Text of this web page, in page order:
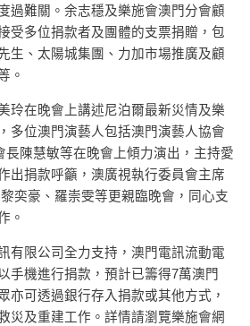
過難關。余志穩及樂施會澳門分會顧
受多位捐款者及團體的支票捐贈，包
生、太陽城集團、力加市場推廣及顧
。
玲在晚會上講述尼泊爾最新災情及樂
多位澳門演藝人包括澳門演藝人協會
長陳慧敏等在晚會上傾力演出，主持愛
出捐款呼籲，澳廣視執行委員會主席
奕豪、羅崇雯等更親臨晚會，同心支
。
有限公司全力支持，澳門電訊流動電
手機進行捐款，預計已籌得7萬澳門
亦可透過銀行存入捐款或其他方式，
災及重建工作。詳情請瀏覽樂施會網